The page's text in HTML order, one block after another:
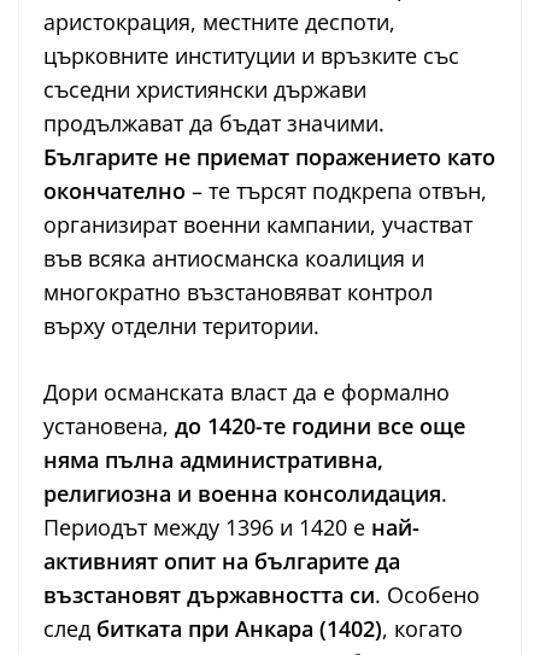
аристокрация, местните деспоти,
църковните институции и връзките със
съседни християнски държави
продължават да бъдат значими.
Българите не приемат поражението като
окончателно – те търсят подкрепа отвън,
организират военни кампании, участват
във всяка антиосманска коалиция и
многократно възстановяват контрол
върху отделни територии.
Дори османската власт да е формално
установена, до 1420-те години все още
няма пълна административна,
религиозна и военна консолидация.
Периодът между 1396 и 1420 е най-
активният опит на българите да
възстановят държавността си. Особено
след битката при Анкара (1402), когато